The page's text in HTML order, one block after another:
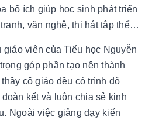
bổ ích giúp học sinh phát triển
văn nghệ, thi hát tập thể…
viên của Tiểu học Nguyễn
góp phần tạo nên thành
cô giáo đều có trình độ
kết và luôn chia sẻ kinh
Ngoài việc giảng dạy kiến